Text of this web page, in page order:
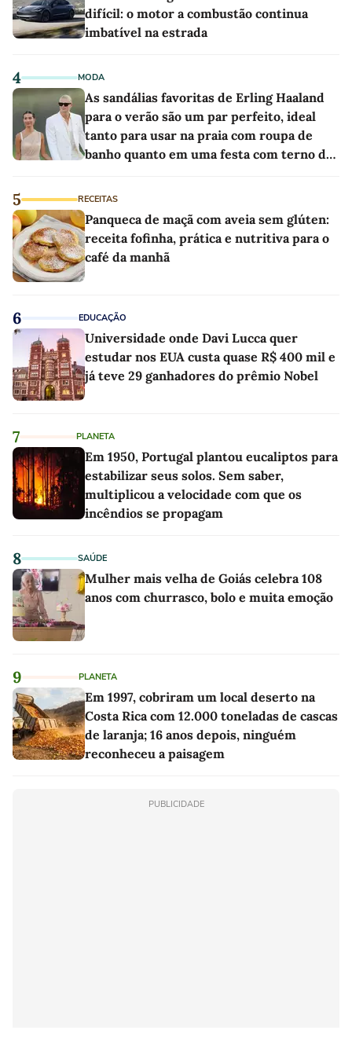
difícil: o motor a combustão continua
imbatível na estrada
4 MODA
As sandálias favoritas de Erling Haaland
para o verão são um par perfeito, ideal
tanto para usar na praia com roupa de
banho quanto em uma festa com terno de
5 RECEITAS
Panqueca de maçã com aveia sem glúten:
receita fofinha, prática e nutritiva para o
café da manhã
6 EDUCAÇÃO
Universidade onde Davi Lucca quer
estudar nos EUA custa quase R$ 400 mil e
já teve 29 ganhadores do prêmio Nobel
7 PLANETA
Em 1950, Portugal plantou eucaliptos para
estabilizar seus solos. Sem saber,
multiplicou a velocidade com que os
incêndios se propagam
8 SAÚDE
Mulher mais velha de Goiás celebra 108
anos com churrasco, bolo e muita emoção
9 PLANETA
Em 1997, cobriram um local deserto na
Costa Rica com 12.000 toneladas de cascas
de laranja; 16 anos depois, ninguém
reconheceu a paisagem
PUBLICIDADE